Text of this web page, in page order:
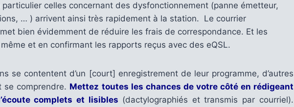
celles concernant des dysfonctionnement (panne émetteur,
… ) arrivent ainsi très rapidement à la station. Le courrier
bien évidemment de réduire les frais de correspondance. Et les
et en confirmant les rapports reçus avec des eQSL.
se contentent d’un [court] enregistrement de leur programme, d’autres
se comprendre. Mettez toutes les chances de votre côté en rédigeant
complets et lisibles (dactylographiés et transmis par courriel).